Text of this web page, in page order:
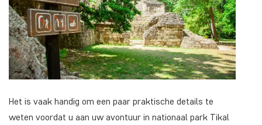
Het is vaak handig om een paar praktische details te
weten voordat u aan uw avontuur in nationaal park Tikal